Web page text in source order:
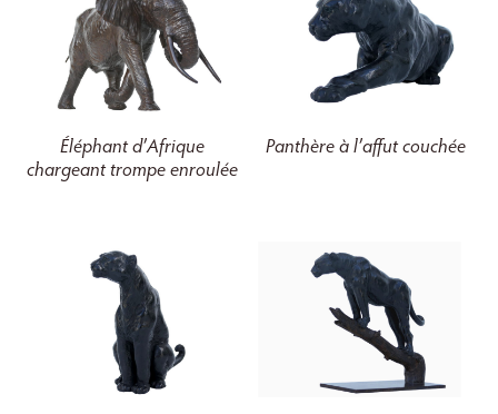
Éléphant d’Afrique
chargeant trompe enroulée
Panthère à l’affut couchée